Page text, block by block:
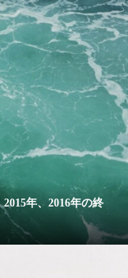
年、2016年の終